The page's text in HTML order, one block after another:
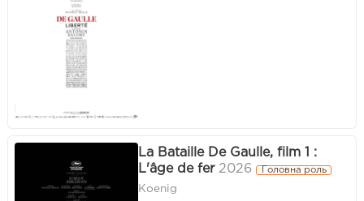
La Bataille De Gaulle, film 1 :
L'âge de fer 2026 Головна роль
Koenig